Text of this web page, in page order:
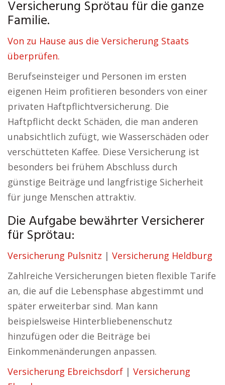
Versicherung Sprötau für die ganze
Familie.
Von zu Hause aus die Versicherung Staats
überprüfen.
Berufseinsteiger und Personen im ersten
eigenen Heim profitieren besonders von einer
privaten Haftpflichtversicherung. Die
Haftpflicht deckt Schäden, die man anderen
unabsichtlich zufügt, wie Wasserschäden oder
verschütteten Kaffee. Diese Versicherung ist
besonders bei frühem Abschluss durch
günstige Beiträge und langfristige Sicherheit
für junge Menschen attraktiv.
Die Aufgabe bewährter Versicherer
für Sprötau:
Versicherung Pulsnitz | Versicherung Heldburg
Zahlreiche Versicherungen bieten flexible Tarife
an, die auf die Lebensphase abgestimmt und
später erweiterbar sind. Man kann
beispielsweise Hinterbliebenenschutz
hinzufügen oder die Beiträge bei
Einkommenänderungen anpassen.
Versicherung Ebreichsdorf | Versicherung